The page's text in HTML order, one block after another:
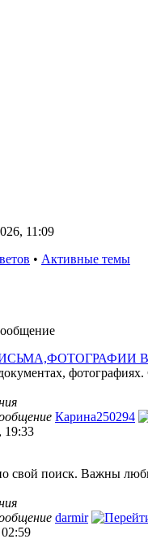
11:09
• Активные темы
фотографиях.
Карина250294
19:33
свой поиск. Важны
darmir